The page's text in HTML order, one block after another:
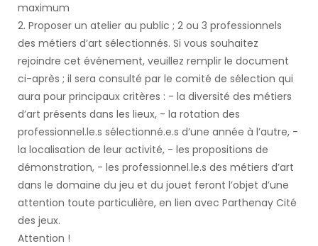
maximum
2. Proposer un atelier au public ; 2 ou 3 professionnels
des métiers d’art sélectionnés. Si vous souhaitez
rejoindre cet événement, veuillez remplir le document
ci-après ; il sera consulté par le comité de sélection qui
aura pour principaux critères : - la diversité des métiers
d’art présents dans les lieux, - la rotation des
professionnel.le.s sélectionné.e.s d’une année à l’autre, -
la localisation de leur activité, - les propositions de
démonstration, - les professionnel.le.s des métiers d’art
dans le domaine du jeu et du jouet feront l’objet d’une
attention toute particulière, en lien avec Parthenay Cité
des jeux.
Attention !